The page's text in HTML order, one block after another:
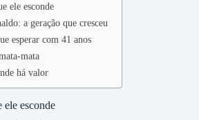
ele esconde
a geração que cresceu
esperar com 41 anos
mata
há valor
ele esconde